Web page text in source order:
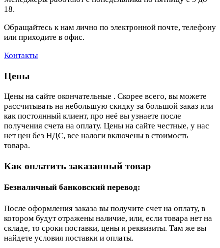
18.
Обращайтесь к нам лично по электронной почте, телефону
или приходите в офис.
Контакты
Цены
Цены на сайте окончательные . Скорее всего, вы можете
рассчитывать на небольшую скидку за большой заказ или
как постоянный клиент, про неё вы узнаете после
получения счета на оплату. Цены на сайте честные, у нас
нет цен без НДС, все налоги включены в стоимость
товара.
Как оплатить заказанный товар
Безналичный банковский перевод:
После оформления заказа вы получите счет на оплату, в
котором будут отражены наличие, или, если товара нет на
складе, то сроки поставки, цены и реквизиты. Там же вы
найдете условия поставки и оплаты.